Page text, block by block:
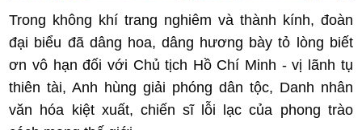
Trong không khí trang nghiêm và thành kính, đoàn
đại biểu đã dâng hoa, dâng hương bày tỏ lòng biết
ơn vô hạn đối với Chủ tịch Hồ Chí Minh - vị lãnh tụ
thiên tài, Anh hùng giải phóng dân tộc, Danh nhân
văn hóa kiệt xuất, chiến sĩ lỗi lạc của phong trào